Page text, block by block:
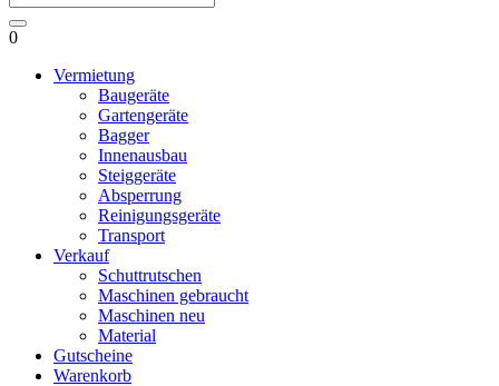
0
Vermietung
Baugeräte
Gartengeräte
Bagger
Innenausbau
Steiggeräte
Absperrung
Reinigungsgeräte
Transport
Verkauf
Schuttrutschen
Maschinen gebraucht
Maschinen neu
Material
Gutscheine
Warenkorb